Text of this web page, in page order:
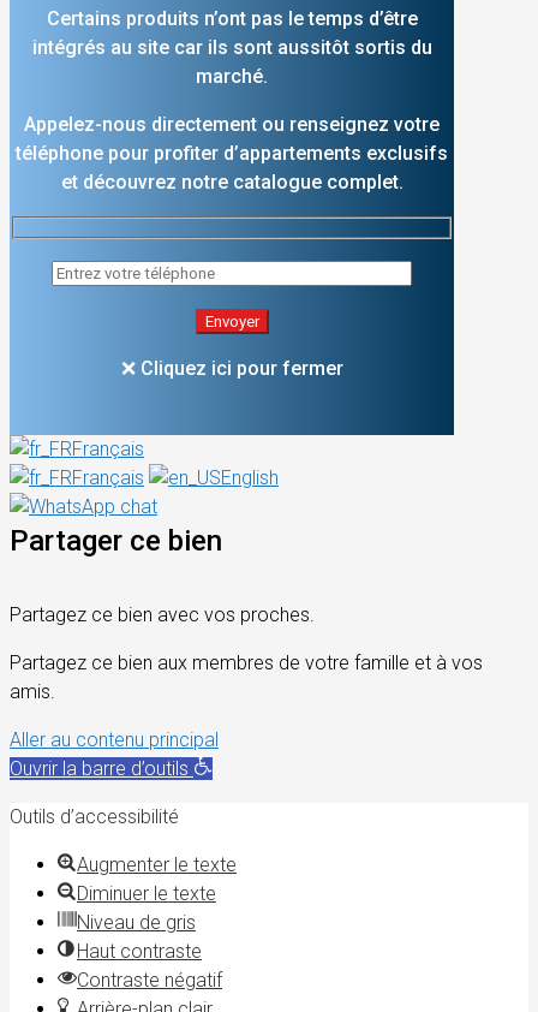
Certains produits n’ont pas le temps d’être
intégrés au site car ils sont aussitôt sortis du
marché.
Appelez-nous directement ou renseignez votre
téléphone pour profiter d’appartements exclusifs
et découvrez notre catalogue complet.
❌ Cliquez ici pour fermer
Français
Français
English
Partager ce bien
Partagez ce bien avec vos proches.
Partagez ce bien aux membres de votre famille et à vos
amis.
Aller au contenu principal
Ouvrir la barre d’outils
Outils d’accessibilité
Augmenter le texte
Diminuer le texte
Niveau de gris
Haut contraste
Contraste négatif